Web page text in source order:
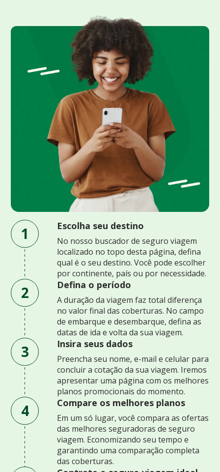
1 Escolha seu destino
No nosso buscador de seguro viagem
localizado no topo desta página, defina
qual é o seu destino. Você pode escolher
por continente, país ou por necessidade.
2 Defina o período
A duração da viagem faz total diferença
no valor final das coberturas. No campo
de embarque e desembarque, defina as
datas de ida e volta da sua viagem.
3 Insira seus dados
Preencha seu nome, e-mail e celular para
concluir a cotação da sua viagem. Iremos
apresentar uma página com os melhores
planos promocionais do momento.
4 Compare os melhores planos
Em um só lugar, você compara as ofertas
das melhores seguradoras de seguro
viagem. Economizando seu tempo e
garantindo uma comparação completa
das coberturas.